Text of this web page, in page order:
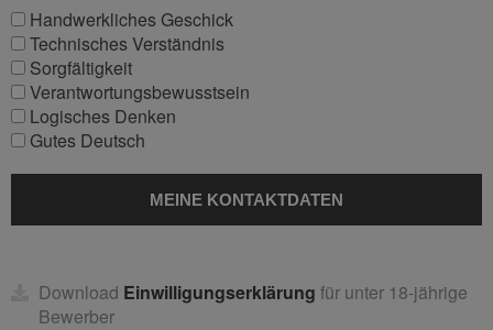
Handwerkliches Geschick
Technisches Verständnis
Sorgfältigkeit
Verantwortungsbewusstsein
Logisches Denken
Gutes Deutsch
Download Einwilligungserklärung für unter 18-jährige
Bewerber